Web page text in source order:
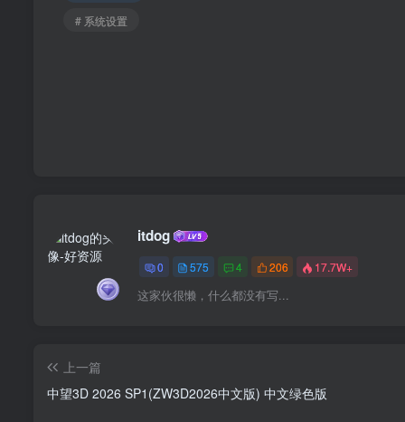
# 系统设置
itdog
0 575 4 206 17.7W+
这家伙很懒，什么都没有写...
上一篇
中望3D 2026 SP1(ZW3D2026中文版) 中文绿色版